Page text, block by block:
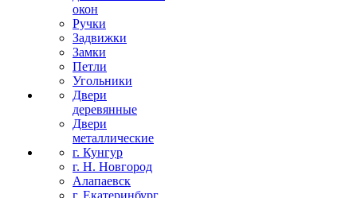
окон
Ручки
Задвижки
Замки
Петли
Угольники
Двери
деревянные
Двери
металлические
г. Кунгур
г. Н. Новгород
Алапаевск
г. Екатеринбург